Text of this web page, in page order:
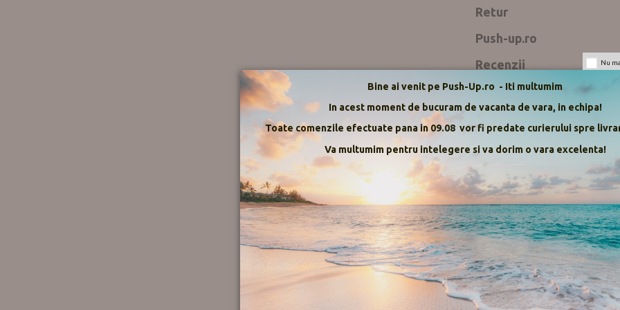
Retur
Push-up.ro
Recenzii
Sosete 3/4 plasa mica si model
Sosetele au in detaliu
Sosetele au varf intarit pentru
Compozitie: 90% Poliamida
Marime unica
Livrarea produselor se face pe
Este posibila ridicarea
Ceea ce ai comandat nu este ceea
Push-up Distributie Srl si-a
Ciorapii si Articolele de lenjerie
In prezent, importam direct si
Nu sunt recenzii
Nu
Bine ai venit pe Push-Up.ro - Iti multumim
In acest moment de bucuram de vacanta de vara, in echipa!
Toate comenzile efectuate pana in 09.08 vor fi predate curierului spre
Va multumim pentru intelegere si va dorim o vara excelenta!